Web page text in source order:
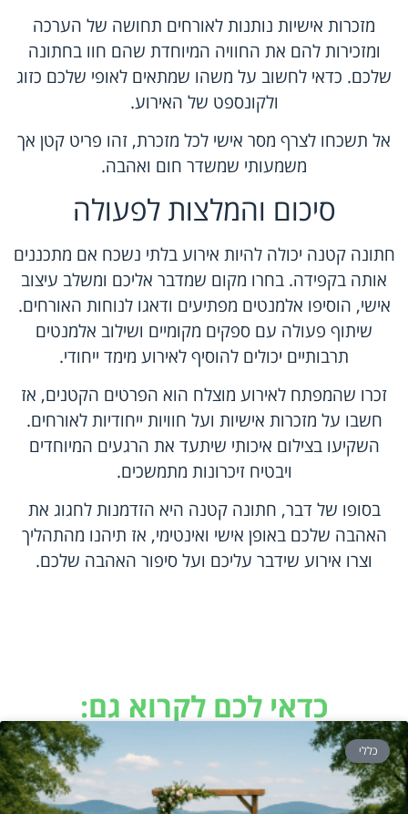
מזכרות אישיות נותנות לאורחים תחושה של הערכה
ומזכירות להם את החוויה המיוחדת שהם חוו בחתונה
שלכם. כדאי לחשוב על משהו שמתאים לאופי שלכם כזוג
ולקונספט של האירוע.
אל תשכחו לצרף מסר אישי לכל מזכרת, זהו פריט קטן אך
משמעותי שמשדר חום ואהבה.
סיכום והמלצות לפעולה
חתונה קטנה יכולה להיות אירוע בלתי נשכח אם מתכננים
אותה בקפידה. בחרו מקום שמדבר אליכם ומשלב עיצוב
אישי, הוסיפו אלמנטים מפתיעים ודאגו לנוחות האורחים.
שיתוף פעולה עם ספקים מקומיים ושילוב אלמנטים
תרבותיים יכולים להוסיף לאירוע מימד ייחודי.
זכרו שהמפתח לאירוע מוצלח הוא הפרטים הקטנים, אז
חשבו על מזכרות אישיות ועל חוויות ייחודיות לאורחים.
השקיעו בצילום איכותי שיתעד את הרגעים המיוחדים
ויבטיח זיכרונות מתמשכים.
בסופו של דבר, חתונה קטנה היא הזדמנות לחגוג את
האהבה שלכם באופן אישי ואינטימי, אז תיהנו מהתהליך
וצרו אירוע שידבר עליכם ועל סיפור האהבה שלכם.
כדאי לכם לקרוא גם:
כללי